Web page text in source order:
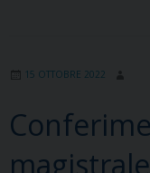
ed.
15 OTTOBRE 2022